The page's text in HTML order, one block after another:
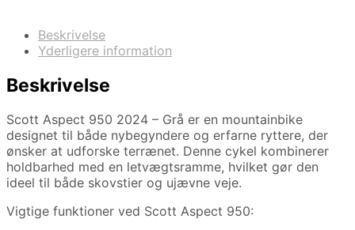
Beskrivelse
Yderligere information
Beskrivelse
Scott Aspect 950 2024 – Grå er en mountainbike
designet til både nybegyndere og erfarne ryttere, der
ønsker at udforske terrænet. Denne cykel kombinerer
holdbarhed med en letvægtsramme, hvilket gør den
ideel til både skovstier og ujævne veje.
Vigtige funktioner ved Scott Aspect 950: